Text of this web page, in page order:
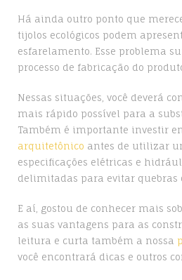
Há ainda outro ponto que
tijolos ecológicos podem
esfarelamento. Esse problema
processo de fabricação do
Nessas situações, você deverá
mais rápido possível para a
Também é importante investir
arquitetônico antes de utilizar
especificações elétricas e
delimitadas para evitar quebras
E aí, gostou de conhecer mais
as suas vantagens para as
leitura e curta também a nossa
você encontrará dicas e outros